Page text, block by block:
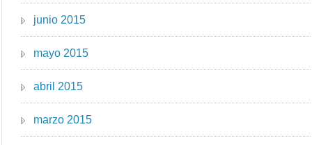
junio 2015
mayo 2015
abril 2015
marzo 2015